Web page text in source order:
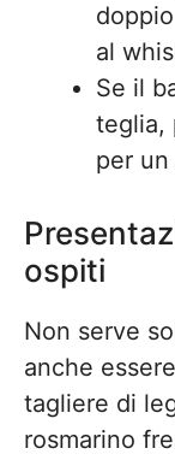
al
Se il
teglia,
per
ospiti
Non serve
anche
tagliere di
rosmarino